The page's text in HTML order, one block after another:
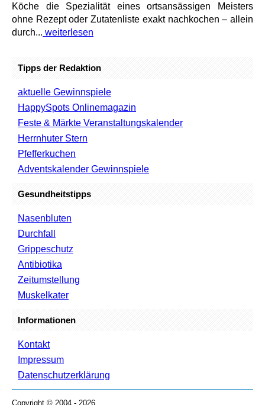
Köche die Spezialität eines ortsansässigen Meisters
ohne Rezept oder Zutatenliste exakt nachkochen – allein
durch... weiterlesen
Tipps der Redaktion
aktuelle Gewinnspiele
HappySpots Onlinemagazin
Feste & Märkte Veranstaltungskalender
Herrnhuter Stern
Pfefferkuchen
Adventskalender Gewinnspiele
Gesundheitstipps
Nasenbluten
Durchfall
Grippeschutz
Antibiotika
Zeitumstellung
Muskelkater
Informationen
Kontakt
Impressum
Datenschutzerklärung
Copyright © 2004 - 2026